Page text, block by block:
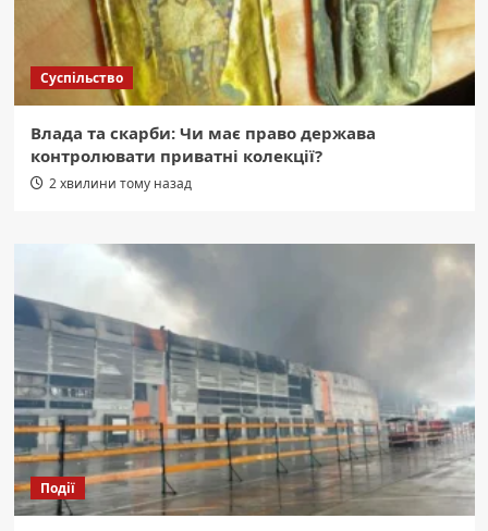
Суспільство
Влада та скарби: Чи має право держава
контролювати приватні колекції?
2 хвилини тому назад
Події